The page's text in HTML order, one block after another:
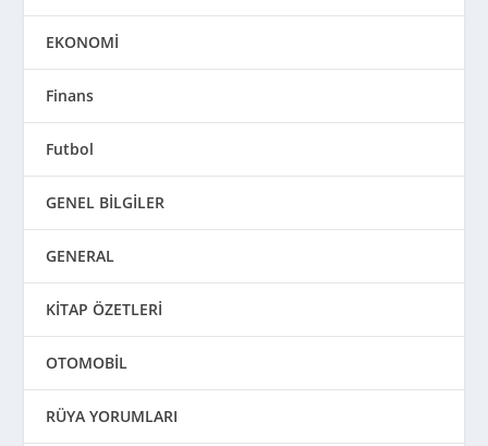
EKONOMİ
Finans
Futbol
GENEL BİLGİLER
GENERAL
KİTAP ÖZETLERİ
OTOMOBİL
RÜYA YORUMLARI